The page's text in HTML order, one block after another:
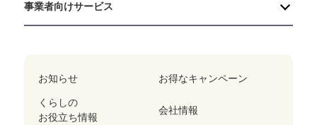
事業者向けサービス
お知らせ お得なキャンペーン
くらしの
お役立ち情報
会社情報